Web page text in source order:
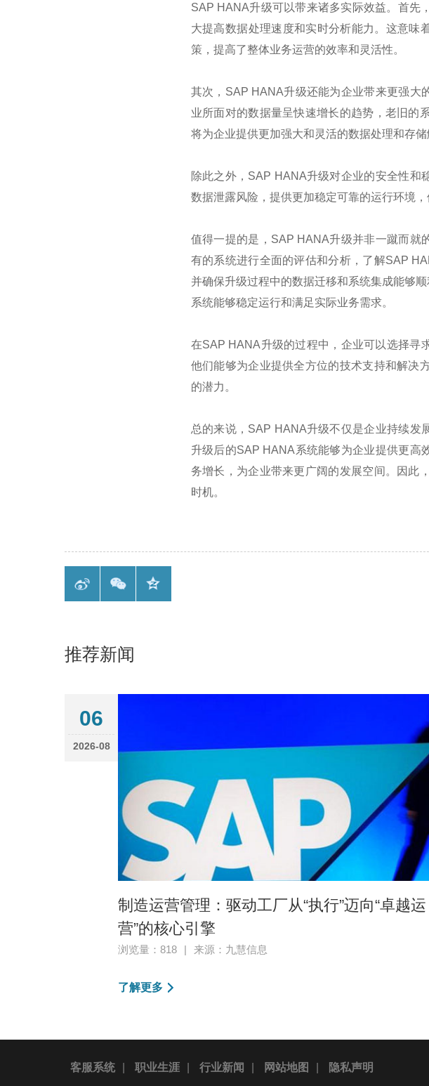
SAP HANA升级可以带来诸多实际效益。首先
大提高数据处理速度和实时分析能力。这意味
策，提高了整体业务运营的效率和灵活性。
其次，SAP HANA升级还能为企业带来更强大
业所面对的数据量呈快速增长的趋势，老旧的
将为企业提供更加强大和灵活的数据处理和存
除此之外，SAP HANA升级对企业的安全性和
数据泄露风险，提供更加稳定可靠的运行环境，
值得一提的是，SAP HANA升级并非一蹴而就
有的系统进行全面的评估和分析，了解SAP
并确保升级过程中的数据迁移和系统集成能够
系统能够稳定运行和满足实际业务需求。
在SAP HANA升级的过程中，企业可以选择寻
他们能够为企业提供全方位的技术支持和解决
的潜力。
总的来说，SAP HANA升级不仅是企业持续发
升级后的SAP HANA系统能够为企业提供更高
务增长，为企业带来更广阔的发展空间。因此
时机。
推荐新闻
06
2026-08
制造运营管理：驱动工厂从“执行”迈向“卓越运
营”的核心引擎
浏览量：818 | 来源：九慧信息
了解更多
客服系统 职业生涯 行业新闻 网站地图 隐私声明